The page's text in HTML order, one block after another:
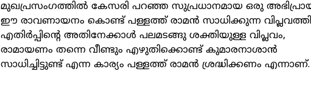
മുഖപ്രസംഗത്തിൽ കേസരി പറഞ്ഞ സുപ്രധാനമായ ഒരു
ഈ രാവണായനം കൊണ്ട് പള്ളത്ത് രാമൻ സാധിക്കുന്ന
എതിർപ്പിന്റെ അതിനേക്കാൾ പലമടങ്ങു ശക്തിയുള്ള വിപ്ലവം,
രാമായണം തന്നെ വീണ്ടും എഴുതിക്കൊണ്ട് കുമാരനാശാൻ
സാധിച്ചിട്ടുണ്ട് എന്ന കാര്യം പള്ളത്ത് രാമൻ ശ്രദ്ധിക്കണം എന്നാണ്.